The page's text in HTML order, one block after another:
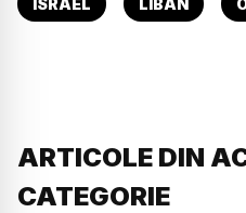
ARTICOLE DIN
CATEGORIE